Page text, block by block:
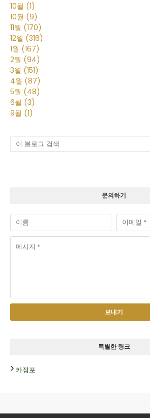
10월 (1)
10월 (9)
11월 (170)
12월 (316)
1월 (167)
2월 (94)
3월 (151)
4월 (87)
5월 (48)
6월 (3)
9월 (1)
문의하기
특별한 링크
카정포